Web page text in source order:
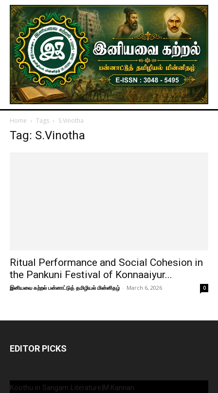
Home Tags S.Vinotha
Tag: S.Vinotha
Ritual Performance and Social Cohesion in
the Pankuni Festival of Konnaaiyur...
இனியவை கற்றல் பன்னாட்டுத் தமிழியல் மின்னிதழ் - March 6, 2026 0
EDITOR PICKS
Koothu in Sangam Literature|M.Kannan